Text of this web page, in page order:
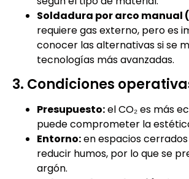
Soldadura por arco manual
requiere gas externo, pero es
conocer las alternativas si se
tecnologías más avanzadas.
3. Condiciones
Presupuesto:el CO₂ es más
puede comprometer la
Entorno:en espacios
reducir humos, por lo que se
argón.